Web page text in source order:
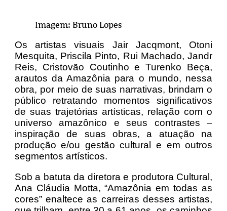
Imagem: Bruno Lopes
Os artistas visuais Jair Jacqmont, Otoni
Mesquita, Priscila Pinto, Rui Machado, Jandr
Reis, Cristovão Coutinho e Turenko Beça,
arautos da Amazônia para o mundo, nessa
obra, por meio de suas narrativas, brindam o
público retratando momentos significativos
de suas trajetórias artísticas, relação com o
universo amazônico e seus contrastes –
inspiração de suas obras, a atuação na
produção e/ou gestão cultural e em outros
segmentos artísticos.
Sob a batuta da diretora e produtora Cultural,
Ana Cláudia Motta, “Amazônia em todas as
cores” enaltece as carreiras desses artistas,